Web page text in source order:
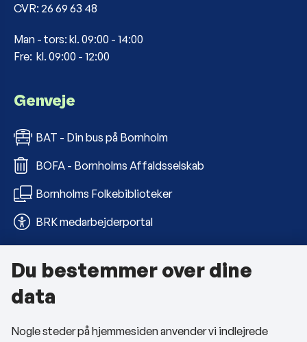
CVR: 26 69 63 48
Man - tors: kl. 09:00 - 14:00
Fre: kl. 09:00 - 12:00
Genveje
BAT - Din bus på Bornholm
BOFA - Bornholms Affaldsselskab
Bornholms Folkebiblioteker
BRK medarbejderportal
Om kommunen
Kontakt os
Telefon- og åbningstider
Du bestemmer over dine
data
Nogle steder på hjemmesiden anvender vi indlejrede